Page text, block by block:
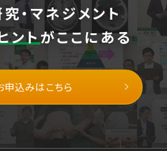
究・マネジメント
ントがここにある
申込みはこちら